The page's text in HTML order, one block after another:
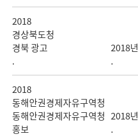
2018
경상북도청
경북 광고
2018년
.
.
2018
동해안권경제자유구역청
동해안권경제자유구역청
홍보
2018년
.